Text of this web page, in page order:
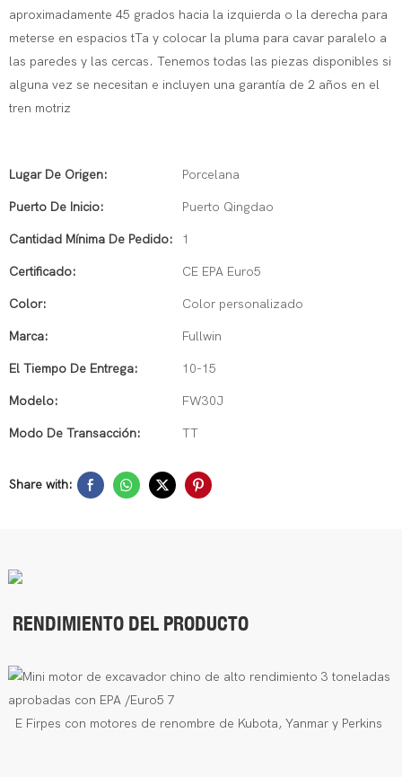
aproximadamente 45 grados hacia la izquierda o la derecha para
meterse en espacios tTa y colocar la pluma para cavar paralelo a
las paredes y las cercas. Tenemos todas las piezas disponibles si
alguna vez se necesitan e incluyen una garantía de 2 años en el
tren motriz
Lugar De Origen: Porcelana
Puerto De Inicio: Puerto Qingdao
Cantidad Mínima De Pedido: 1
Certificado: CE EPA Euro5
Color: Color personalizado
Marca: Fullwin
El Tiempo De Entrega: 10-15
Modelo: FW30J
Modo De Transacción: TT
Share with:
RENDIMIENTO DEL PRODUCTO
E Firpes con motores de renombre de Kubota, Yanmar y Perkins